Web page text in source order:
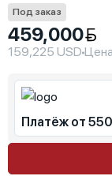
Под заказ
459,000
159,225 USD
Платёж от